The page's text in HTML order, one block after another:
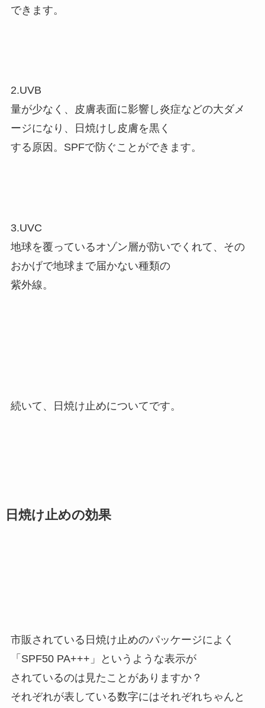
できます。
2.UVB
量が少なく、皮膚表面に影響し炎症などの大ダメ
ージになり、日焼けし皮膚を黒く
する原因。SPFで防ぐことができます。
3.UVC
地球を覆っているオゾン層が防いでくれて、その
おかげで地球まで届かない種類の
紫外線。
続いて、日焼け止めについてです。
日焼け止めの効果
市販されている日焼け止めのパッケージによく
「SPF50 PA+++」というような表示が
されているのは見たことがありますか？
それぞれが表している数字にはそれぞれちゃんと